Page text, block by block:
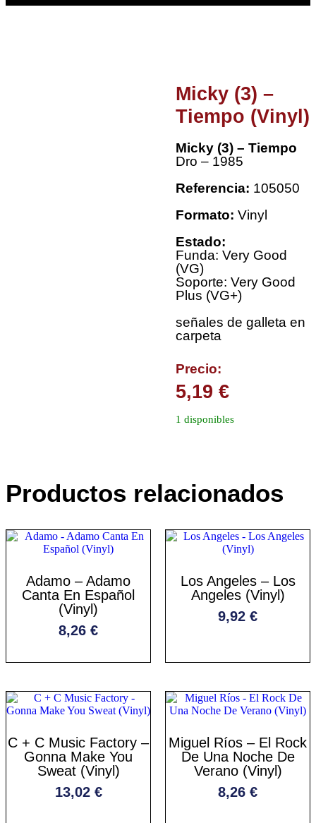
Micky (3) –
Tiempo (Vinyl)
Micky (3) – Tiempo
Dro – 1985
Referencia: 105050
Formato: Vinyl
Estado:
Funda: Very Good
(VG)
Soporte: Very Good
Plus (VG+)
señales de galleta en
carpeta
Precio:
5,19 €
1 disponibles
Productos relacionados
Adamo – Adamo
Canta En Español
(Vinyl)
8,26 €
Los Angeles – Los
Angeles (Vinyl)
9,92 €
C + C Music Factory –
Gonna Make You
Sweat (Vinyl)
13,02 €
Miguel Ríos – El Rock
De Una Noche De
Verano (Vinyl)
8,26 €